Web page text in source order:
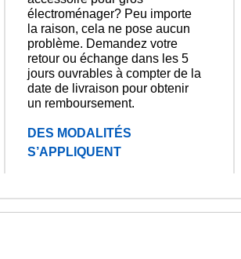
électroménager? Peu importe
la raison, cela ne pose aucun
problème. Demandez votre
retour ou échange dans les 5
jours ouvrables à compter de la
date de livraison pour obtenir
un remboursement.
DES MODALITÉS
S’APPLIQUENT